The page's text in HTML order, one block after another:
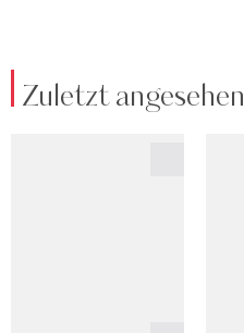
Zuletzt angesehen